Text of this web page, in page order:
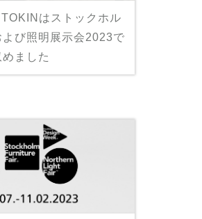
はストックホル
よび照明展示会2023で
ました